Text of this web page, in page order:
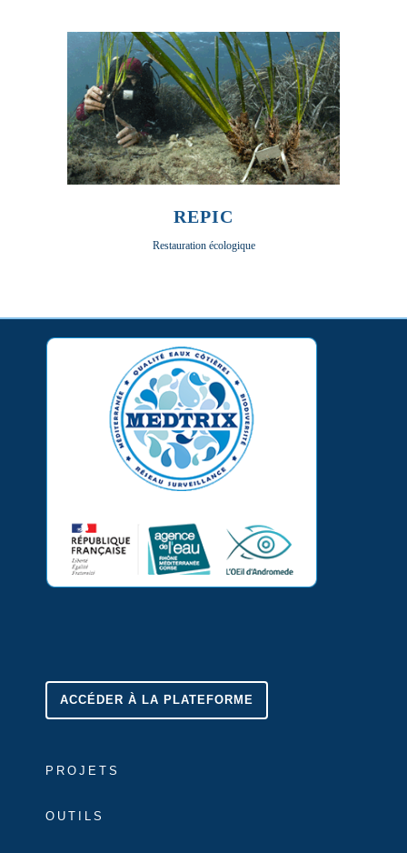
REPIC
Restauration écologique
ACCÉDER À LA PLATEFORME
PROJETS
OUTILS